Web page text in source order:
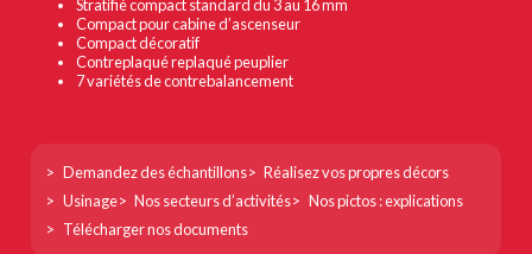
Stratifié compact standard du 3 au 16 mm
Compact pour cabine d’ascenseur
Compact décoratif
Contreplaqué replaqué peuplier
7 variétés de contrebalancement
Footer
col
Demandez des échantillons
Réalisez vos propres décors
Usinage
Nos secteurs d’activités
Nos pictos : explications
Télécharger nos documents